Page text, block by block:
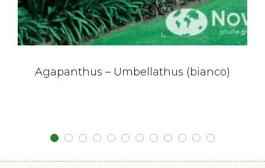
Agapanthus – Umbellathus (bianco)